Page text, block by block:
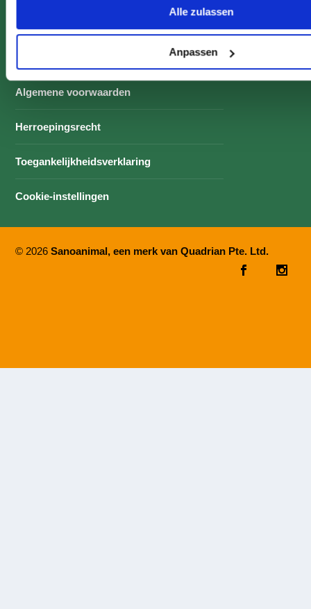
Alle zulassen
Anpassen
Algemene voorwaarden
Herroepingsrecht
Toegankelijkheidsverklaring
Cookie-instellingen
© 2026Sanoanimal, een merk van Quadrian Pte. Ltd.